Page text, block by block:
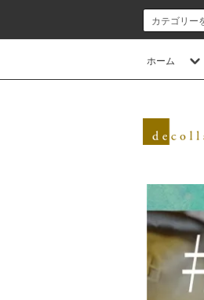
ホーム